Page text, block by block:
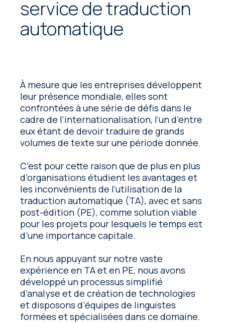
service de traduction
automatique
À mesure que les entreprises développent
leur présence mondiale, elles sont
confrontées à une série de défis dans le
cadre de l’internationalisation, l’un d’entre
eux étant de devoir traduire de grands
volumes de texte sur une période donnée.
C’est pour cette raison que de plus en plus
d’organisations étudient les avantages et
les inconvénients de l’utilisation de la
traduction automatique (TA), avec et sans
post-édition (PE), comme solution viable
pour les projets pour lesquels le temps est
d’une importance capitale.
En nous appuyant sur notre vaste
expérience en TA et en PE, nous avons
développé un processus simplifié
d’analyse et de création de technologies
et disposons d’équipes de linguistes
formées et spécialisées dans ce domaine.